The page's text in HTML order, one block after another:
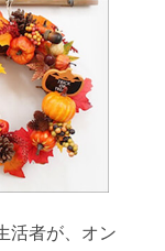
活者が、オン